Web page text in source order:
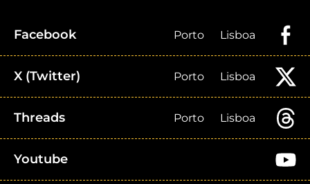
Facebook Porto Lisboa
X (Twitter) Porto Lisboa
Threads Porto Lisboa
Youtube